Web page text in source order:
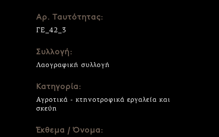
Αρ. Ταυτότητας:
ΓΕ_42_3
Συλλογή:
Λαογραφική συλλογή
Κατηγορία:
Αγροτικά - κτηνοτροφικά εργαλεία και
σκεύη
Έκθεμα / Όνομα: